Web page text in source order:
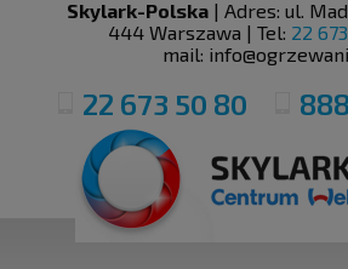
Skylark-Polska | Adres: ul.
444 Warszawa | Tel: 22
mail:
22 673 50 80